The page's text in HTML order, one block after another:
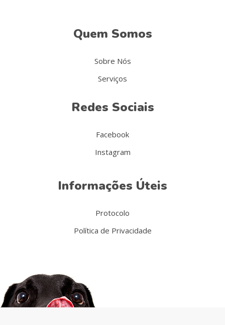
Quem Somos
Sobre Nós
Serviços
Redes Sociais
Facebook
Instagram
Informações Úteis
Protocolo
Política de Privacidade